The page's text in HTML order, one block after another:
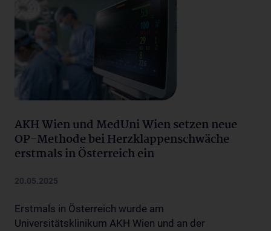
AKH Wien und MedUni Wien setzen neue
OP-Methode bei Herzklappenschwäche
erstmals in Österreich ein
20.05.2025
Erstmals in Österreich wurde am
Universitätsklinikum AKH Wien und an der